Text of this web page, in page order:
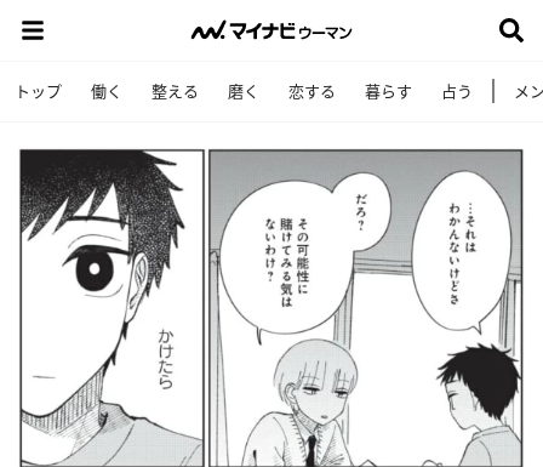
トップ 働く 整える 磨く 恋する 暮らす 占う メ